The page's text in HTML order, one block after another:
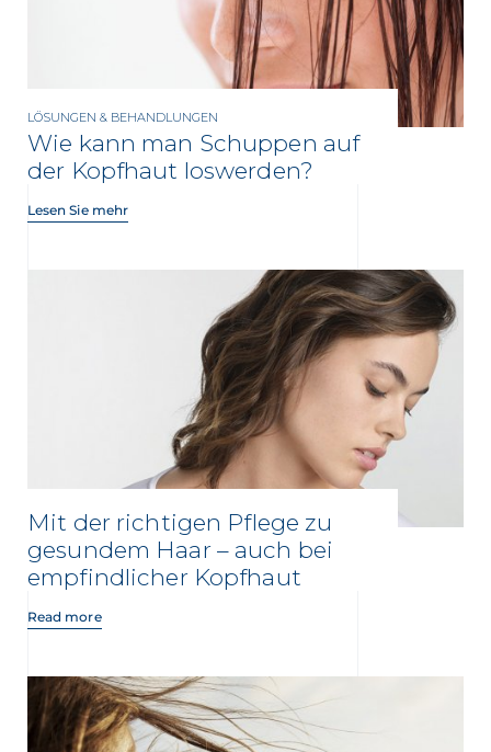
LÖSUNGEN & BEHANDLUNGEN
Wie kann man Schuppen auf
der Kopfhaut loswerden?
Lesen Sie mehr
Mit der richtigen Pflege zu
gesundem Haar – auch bei
empfindlicher Kopfhaut
Read more